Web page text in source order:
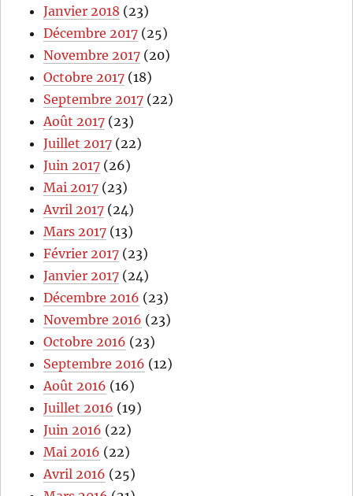
Janvier 2018 (23)
Décembre 2017 (25)
Novembre 2017 (20)
Octobre 2017 (18)
Septembre 2017 (22)
Août 2017 (23)
Juillet 2017 (22)
Juin 2017 (26)
Mai 2017 (23)
Avril 2017 (24)
Mars 2017 (13)
Février 2017 (23)
Janvier 2017 (24)
Décembre 2016 (23)
Novembre 2016 (23)
Octobre 2016 (23)
Septembre 2016 (12)
Août 2016 (16)
Juillet 2016 (19)
Juin 2016 (22)
Mai 2016 (22)
Avril 2016 (25)